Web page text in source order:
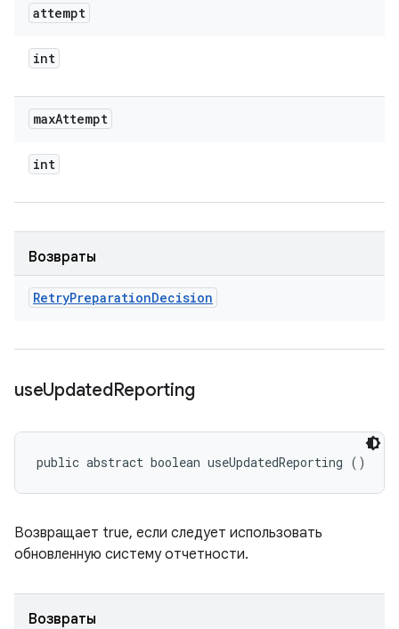
attempt
int
maxAttempt
int
Возвраты
RetryPreparationDecision
useUpdatedReporting
public abstract boolean useUpdatedReporting ()
Возвращает true, если следует использовать
обновленную систему отчетности.
Возвраты